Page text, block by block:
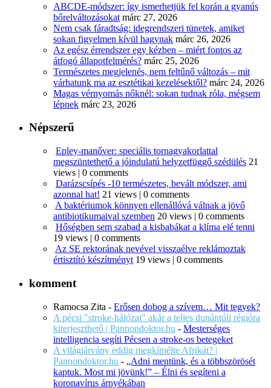
ABCDE‑módszer: így ismerhetjük fel korán a gyanús
bőrelváltozásokat márc 27, 2026
Nem csak fáradtság: idegrendszeri tünetek, amiket
sokan figyelmen kívül hagynak márc 26, 2026
Az egész érrendszer egy kézben – miért fontos az
átfogó állapotfelmérés? márc 25, 2026
Természetes megjelenés, nem feltűnő változás – mit
várhatunk ma az esztétikai kezelésektől? márc 24, 2026
Magas vérnyomás nőknél: sokan tudnak róla, mégsem
lépnek márc 23, 2026
Népszerű
Epley-manőver: speciális tornagyakorlattal
megszüntethető a jóindulatú helyzetfüggő szédülés 21
views | 0 comments
Darázscsípés -10 természetes, bevált módszer, ami
azonnal hat! 21 views | 0 comments
A baktériumok könnyen ellenállóvá válnak a jövő
antibiotikumaival szemben 20 views | 0 comments
Hőségben sem szabad a kisbabákat a klíma elé tenni
19 views | 0 comments
Az SE rektorának nevével visszaélve reklámoztak
értisztító készítményt 19 views | 0 comments
komment
Ramocsa Zita - Erősen dobog a szívem… Mit tegyek?
A pécsi "stroke-hálózat" akár a teljes dunántúli régióra
kiterjeszthető | Pannondoktor.hu - Mesterséges
intelligencia segíti Pécsen a stroke-os betegeket
A világjárvány eddig megkímélte Afrikát? |
Pannondoktor.hu - „Adni mentünk, és a többszörösét
kaptuk. Most mi jövünk!” – Élni és segíteni a
koronavírus árnyékában